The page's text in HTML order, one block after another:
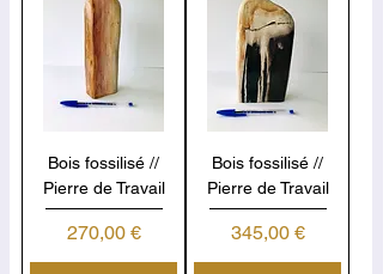
Bois fossilisé //
Pierre de Travail
Prix
270,00 €
Bois fossilisé //
Pierre de Travail
Prix
345,00 €